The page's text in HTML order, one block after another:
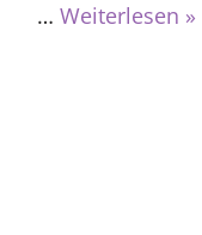
… Weiterlesen »